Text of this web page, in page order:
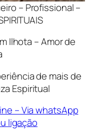
– Profissional –
Ilhota – Amor de
de mais de
Espiritual
– Via whatsApp
ligação